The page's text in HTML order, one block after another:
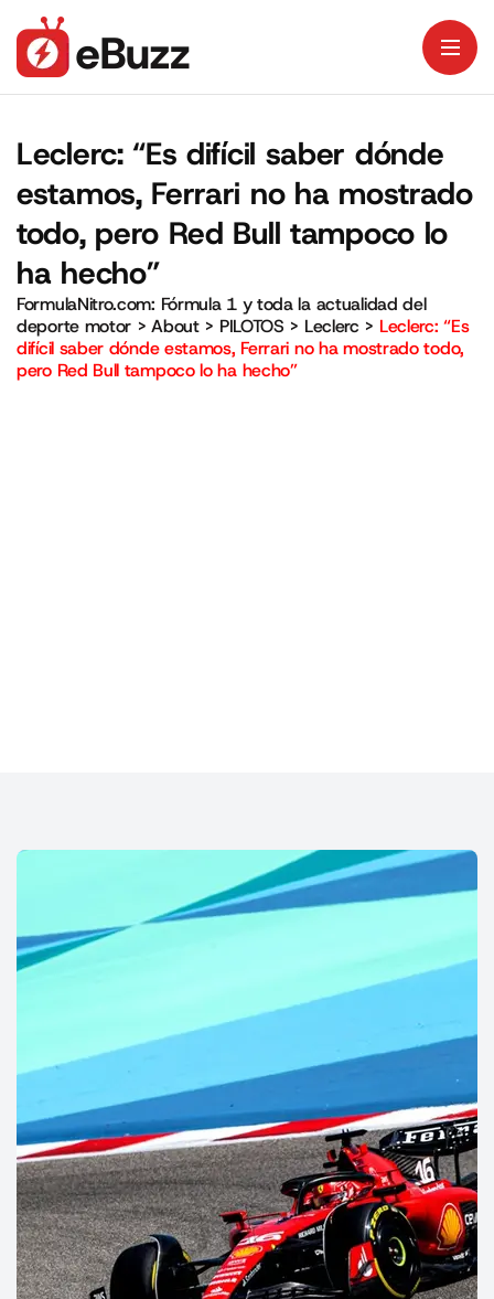
Leclerc: “Es difícil saber dónde
estamos, Ferrari no ha mostrado
todo, pero Red Bull tampoco lo
ha hecho”
FormulaNitro.com: Fórmula 1 y toda la actualidad del
deporte motor >About> PILOTOS > Leclerc > Leclerc: “Es
difícil saber dónde estamos, Ferrari no ha mostrado todo,
pero Red Bull tampoco lo ha hecho”